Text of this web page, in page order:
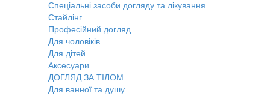
Спеціальні засоби догляду та лікування
Стайлінг
Професійний догляд
Для чоловіків
Для дітей
Аксесуари
ДОГЛЯД ЗА ТІЛОМ
Для ванної та душу